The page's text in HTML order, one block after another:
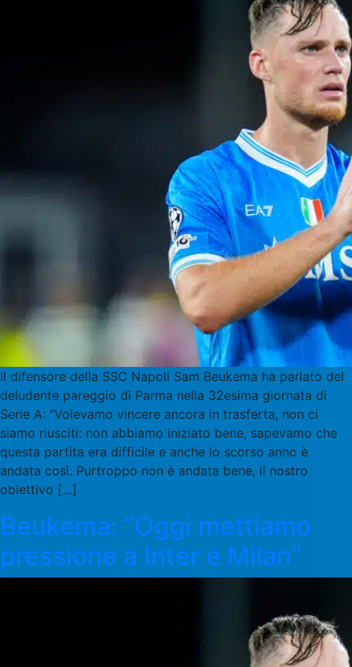
Il difensore della SSC Napoli Sam Beukema ha parlato del
deludente pareggio di Parma nella 32esima giornata di
Serie A: “Volevamo vincere ancora in trasferta, non ci
siamo riusciti: non abbiamo iniziato bene, sapevamo che
questa partita era difficile e anche lo scorso anno è
andata così. Purtroppo non è andata bene, il nostro
obiettivo […]
Beukema: “Oggi mettiamo
pressione a Inter e Milan”